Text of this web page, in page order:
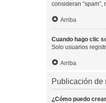
consideran
Arriba
Cuando hago clic
Solo usuarios
Arriba
Publicación de
¿Cómo puedo